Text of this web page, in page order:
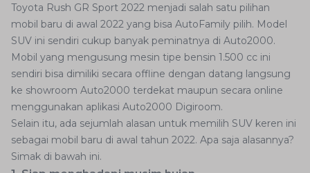
Toyota Rush GR Sport 2022 menjadi salah satu pilihan
mobil baru di awal 2022 yang bisa AutoFamily pilih. Model
SUV ini sendiri cukup banyak peminatnya di Auto2000.
Mobil yang mengusung mesin tipe bensin 1.500 cc ini
sendiri bisa dimiliki secara offline dengan datang langsung
ke showroom Auto2000 terdekat maupun secara online
menggunakan aplikasi Auto2000 Digiroom.
Selain itu, ada sejumlah alasan untuk memilih SUV keren ini
sebagai mobil baru di awal tahun 2022. Apa saja alasannya?
Simak di bawah ini.